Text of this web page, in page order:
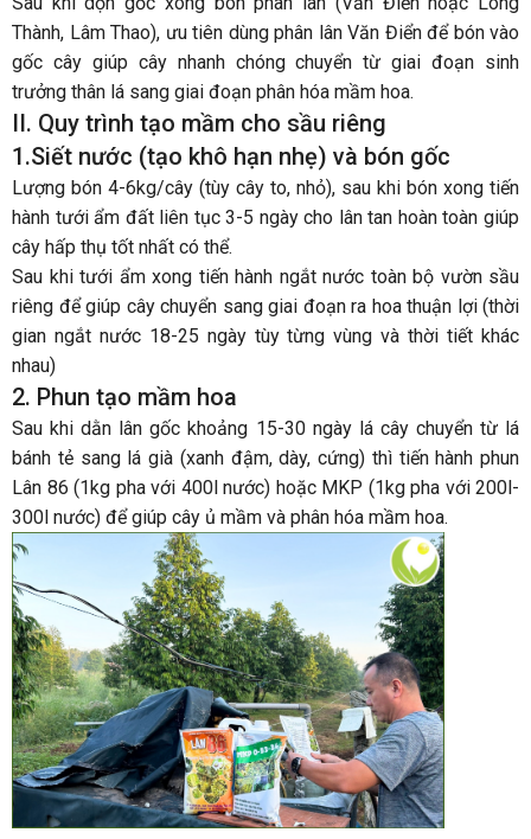
Thành, Lâm Thao), ưu tiên dùng phân lân Văn Điển để bón vào
gốc cây giúp cây nhanh chóng chuyển từ giai đoạn sinh
trưởng thân lá sang giai đoạn phân hóa mầm hoa.
II. Quy trình tạo mầm cho sầu riêng
1.Siết nước (tạo khô hạn nhẹ) và bón gốc
Lượng bón 4-6kg/cây (tùy cây to, nhỏ), sau khi bón xong tiến
hành tưới ẩm đất liên tục 3-5 ngày cho lân tan hoàn toàn giúp
cây hấp thụ tốt nhất có thể.
Sau khi tưới ẩm xong tiến hành ngắt nước toàn bộ vườn sầu
riêng để giúp cây chuyển sang giai đoạn ra hoa thuận lợi (thời
gian ngắt nước 18-25 ngày tùy từng vùng và thời tiết khác
nhau)
2. Phun tạo mầm hoa
Sau khi dằn lân gốc khoảng 15-30 ngày lá cây chuyển từ lá
bánh tẻ sang lá già (xanh đậm, dày, cứng) thì tiến hành phun
Lân 86 (1kg pha với 400l nước) hoặc MKP (1kg pha với 200l-
300l nước) để giúp cây ủ mầm và phân hóa mầm hoa.